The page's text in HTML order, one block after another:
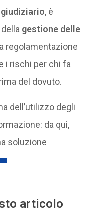
, è
gestione delle
regolamentazione
i rischi per chi fa
del dovuto.
dell’utilizzo degli
da qui,
soluzione
articolo